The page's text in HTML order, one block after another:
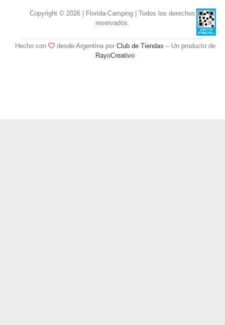
Copyright © 2026 | Florida-Camping | Todos los derechos
reservados.
Hecho con desde Argentina por Club de Tiendas – Un producto de
RayoCreativo